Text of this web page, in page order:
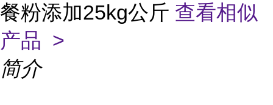
餐粉添加25kg公斤 查看相似
产品 >
简介